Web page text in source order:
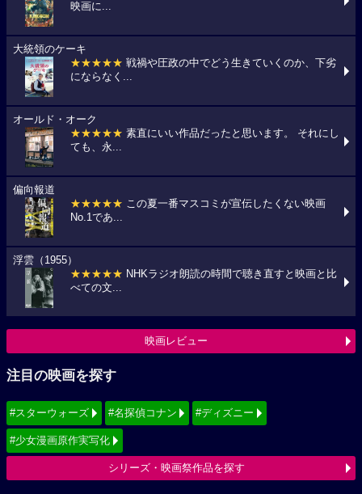
映画に...
大統領のケーキ
★★★★★ 戦禍や圧政の中でどう生きていくのか、下劣
にならなく...
オールド・オーク
★★★★★ 素直にいい作品だったと思います。 それにし
ても、永...
偏向報道
★★★★★ この夏一番マスコミが宣伝したくない映画
No.1であ...
浮雲（1955）
★★★★★ NHKラジオ朗読の時間で聴き直すと映画と比
べての文...
映画レビュー
注目の映画を探す
#スターウォーズ #名探偵コナン #ディズニー
#少女漫画原作実写化
シリーズ・映画祭作品を探す